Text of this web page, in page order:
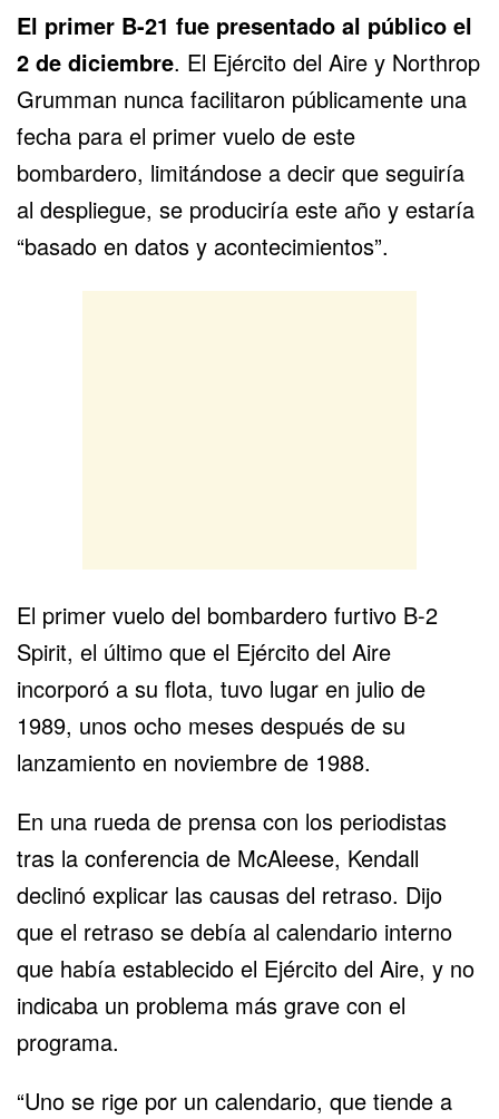
El primer B-21 fue presentado al público el
2 de diciembre. El Ejército del Aire y Northrop
Grumman nunca facilitaron públicamente una
fecha para el primer vuelo de este
bombardero, limitándose a decir que seguiría
al despliegue, se produciría este año y estaría
“basado en datos y acontecimientos”.
El primer vuelo del bombardero furtivo B-2
Spirit, el último que el Ejército del Aire
incorporó a su flota, tuvo lugar en julio de
1989, unos ocho meses después de su
lanzamiento en noviembre de 1988.
En una rueda de prensa con los periodistas
tras la conferencia de McAleese, Kendall
declinó explicar las causas del retraso. Dijo
que el retraso se debía al calendario interno
que había establecido el Ejército del Aire, y no
indicaba un problema más grave con el
programa.
“Uno se rige por un calendario, que tiende a